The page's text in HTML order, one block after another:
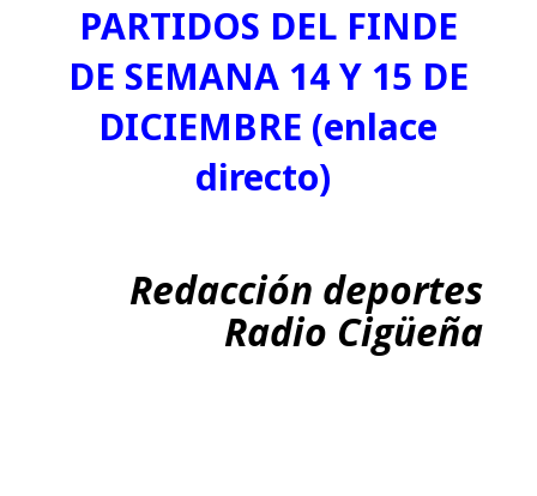
PARTIDOS DEL FINDE
DE SEMANA 14 Y 15 DE
DICIEMBRE (enlace
directo)
Redacción deportes
Radio Cigüeña